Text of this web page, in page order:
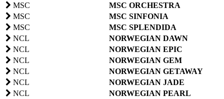
MSC
MSC ORCHESTRA
MSC
MSC SINFONIA
MSC
MSC SPLENDIDA
NCL
NORWEGIAN DAWN
NCL
NORWEGIAN EPIC
NCL
NORWEGIAN GEM
NCL
NORWEGIAN GETAWAY
NCL
NORWEGIAN JADE
NCL
NORWEGIAN PEARL